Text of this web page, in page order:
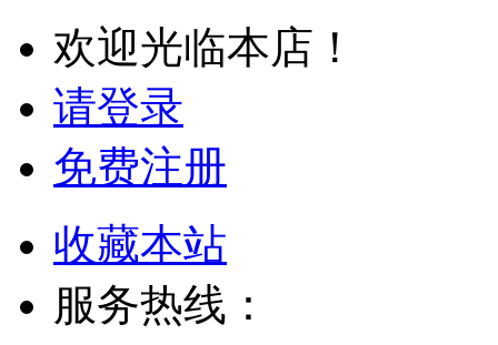
欢迎光临本店！
请登录
免费注册
收藏本站
服务热线：